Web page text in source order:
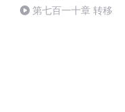
第七百一十章 转移